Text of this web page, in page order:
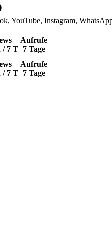
YouTube, Instagram,
/ 7 T
Aufrufe
7 Tage
/ 7 T
Aufrufe
7 Tage